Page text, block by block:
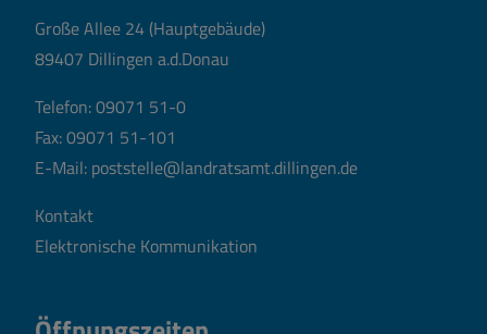
Große Allee 24 (Hauptgebäude)
89407 Dillingen a.d.Donau
Telefon:09071 51-0
Fax: 09071 51-101
E-Mail: poststelle@landratsamt.dillingen.de
Kontakt
Elektronische Kommunikation